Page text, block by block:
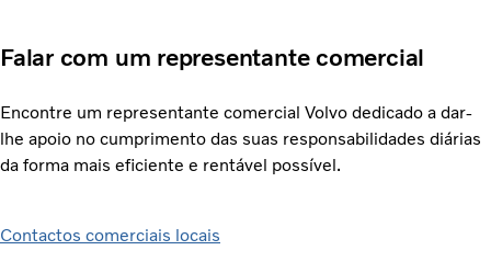
Falar com um representante comercial
Encontre um representante comercial Volvo dedicado a dar-
lhe apoio no cumprimento das suas responsabilidades diárias
da forma mais eficiente e rentável possível.
Contactos comerciais locais